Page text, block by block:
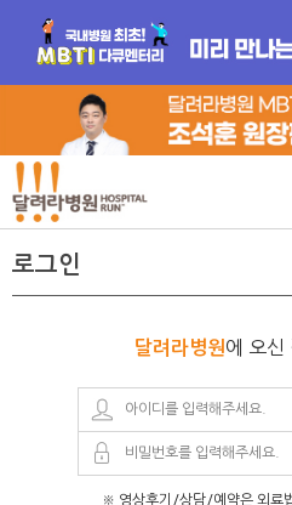
로그인
달려라병원 에 오신
※ 영상후기/상담/예약은 외료